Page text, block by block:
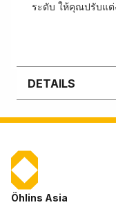
ระดับ ให้คุณปรับแ
DETAILS
Öhlins Asia